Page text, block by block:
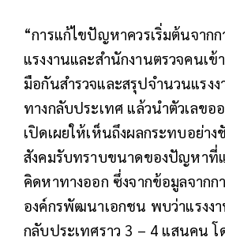
“การแก้ไขปัญหาควรเริ่มต้นจากก
แรงงานและสำนักงานตรวจคนเข้
มือกันสำรวจและสรุปจำนวนแรง
ทางกลับประเทศ แล้วนำตัวเลขอ
เปิดเผยให้เห็นถึงผลกระทบอย่าง
สังคมรับทราบขนาดของปัญหาที่
คิดหาทางออก ซึ่งจากข้อมูลจากก
องค์กรพัฒนาเอกชน พบว่าแรงง
กลับประเทศราว 3 – 4 แสนคน โ